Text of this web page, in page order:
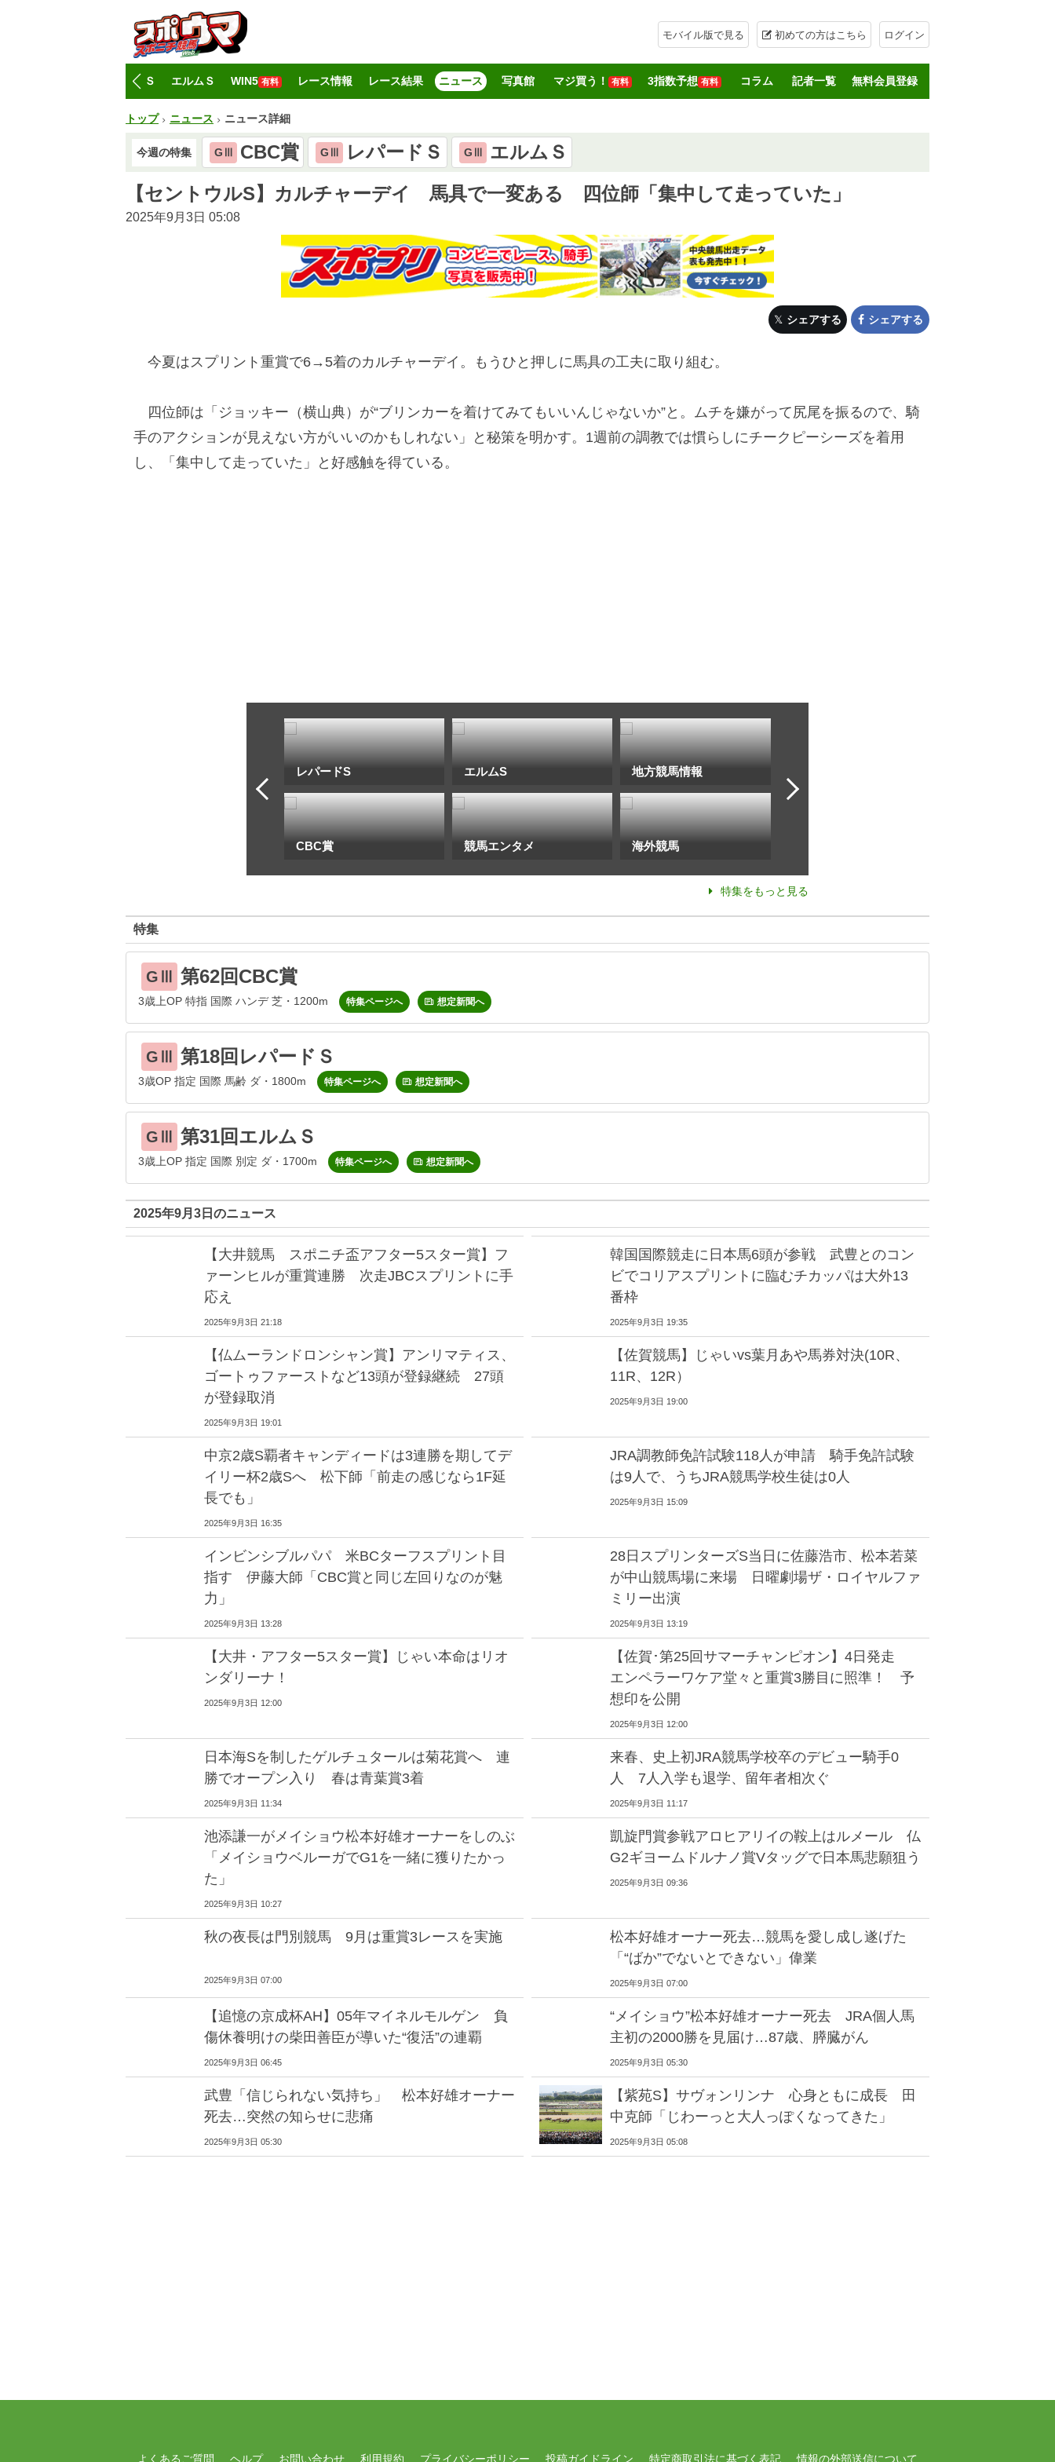
モバイル版で見る 初めての方はこちら ログイン
レパードＳ エルムＳ WIN5 有料 レース情報 レース結果 ニュース 写真館 マジ買う！ 有料 3指数予想 有料 コラム 記者一覧 無料会員登録
トップ ニュース ニュース詳細
今週の特集 GⅢ CBC賞 GⅢ レパードＳ GⅢ
エルムＳ
【セントウルS】カルチャーデイ 馬具で一変ある 四位師「集中して走っていた」
2025年9月3日 05:08
シェアする シェアする
今夏はスプリント重賞で6→5着のカルチャーデイ。もうひと押しに馬具の工夫に取り組む。
四位師は「ジョッキー（横山典）が“ブリンカーを着けてみてもいいんじゃないか”と。ムチを嫌がって尻尾を振るので、騎
手のアクションが見えない方がいいのかもしれない」と秘策を明かす。1週前の調教では慣らしにチークピーシーズを着用
し、「集中して走っていた」と好感触を得ている。
レパードS
CBC賞
エルムS
競馬エンタメ
地方競馬情報
海外競馬
特集をもっと見る
特集
GⅢ 第62回CBC賞
3歳上OP 特指 国際 ハンデ 芝・1200m 特集ページへ 想定新聞へ
GⅢ 第18回レパードＳ
3歳OP 指定 国際 馬齢 ダ・1800m 特集ページへ 想定新聞へ
GⅢ 第31回エルムＳ
3歳上OP 指定 国際 別定 ダ・1700m 特集ページへ 想定新聞へ
2025年9月3日のニュース
【大井競馬 スポニチ盃アフター5スター賞】フ
ァーンヒルが重賞連勝 次走JBCスプリントに手
応え
2025年9月3日 21:18
韓国国際競走に日本馬6頭が参戦 武豊とのコン
ビでコリアスプリントに臨むチカッパは大外13
番枠
2025年9月3日 19:35
【仏ムーランドロンシャン賞】アンリマティス、
ゴートゥファーストなど13頭が登録継続 27頭
が登録取消
2025年9月3日 19:01
【佐賀競馬】じゃいvs葉月あや馬券対決(10R、
11R、12R）
2025年9月3日 19:00
中京2歳S覇者キャンディードは3連勝を期してデ
イリー杯2歳Sへ 松下師「前走の感じなら1F延
長でも」
2025年9月3日 16:35
JRA調教師免許試験118人が申請 騎手免許試験
は9人で、うちJRA競馬学校生徒は0人
2025年9月3日 15:09
インビンシブルパパ 米BCターフスプリント目
指す 伊藤大師「CBC賞と同じ左回りなのが魅
力」
2025年9月3日 13:28
28日スプリンターズS当日に佐藤浩市、松本若菜
が中山競馬場に来場 日曜劇場ザ・ロイヤルファ
ミリー出演
2025年9月3日 13:19
【大井・アフター5スター賞】じゃい本命はリオ
ンダリーナ！
2025年9月3日 12:00
【佐賀･第25回サマーチャンピオン】4日発走
エンペラーワケア堂々と重賞3勝目に照準！ 予
想印を公開
2025年9月3日 12:00
日本海Sを制したゲルチュタールは菊花賞へ 連
勝でオープン入り 春は青葉賞3着
2025年9月3日 11:34
来春、史上初JRA競馬学校卒のデビュー騎手0
人 7人入学も退学、留年者相次ぐ
2025年9月3日 11:17
池添謙一がメイショウ松本好雄オーナーをしのぶ
「メイショウベルーガでG1を一緒に獲りたかっ
た」
2025年9月3日 10:27
凱旋門賞参戦アロヒアリイの鞍上はルメール 仏
G2ギヨームドルナノ賞Vタッグで日本馬悲願狙う
2025年9月3日 09:36
秋の夜長は門別競馬 9月は重賞3レースを実施
2025年9月3日 07:00
松本好雄オーナー死去…競馬を愛し成し遂げた
「“ばか”でないとできない」偉業
2025年9月3日 07:00
【追憶の京成杯AH】05年マイネルモルゲン 負
傷休養明けの柴田善臣が導いた“復活”の連覇
2025年9月3日 06:45
“メイショウ”松本好雄オーナー死去 JRA個人馬
主初の2000勝を見届け…87歳、膵臓がん
2025年9月3日 05:30
武豊「信じられない気持ち」 松本好雄オーナー
死去…突然の知らせに悲痛
2025年9月3日 05:30
【紫苑S】サヴォンリンナ 心身ともに成長 田
中克師「じわーっと大人っぽくなってきた」
2025年9月3日 05:08
よくあるご質問 ヘルプ お問い合わせ 利用規約 プライバシーポリシー 投稿ガイドライン 特定商取引法に基づく表記 情報の外部送信について